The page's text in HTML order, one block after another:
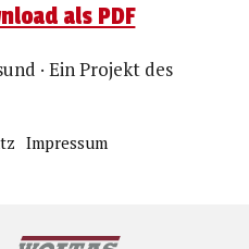
als PDF
· Ein Projekt des
Impressum